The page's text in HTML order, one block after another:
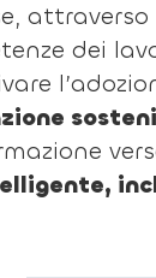
dei